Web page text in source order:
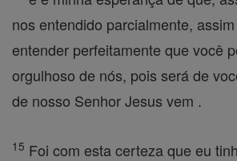
nos entendido parcialmente,
entender perfeitamente que você
orgulhoso de nós, pois será de
de nosso Senhor Jesus vem .
15 Foi com esta certeza que eu